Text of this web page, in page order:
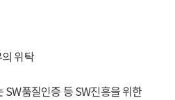
위탁
품질인증 등 SW진흥을 위한